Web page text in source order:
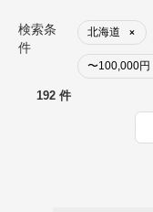
検索条
件
北海道 ×
〜100,000円
192 件